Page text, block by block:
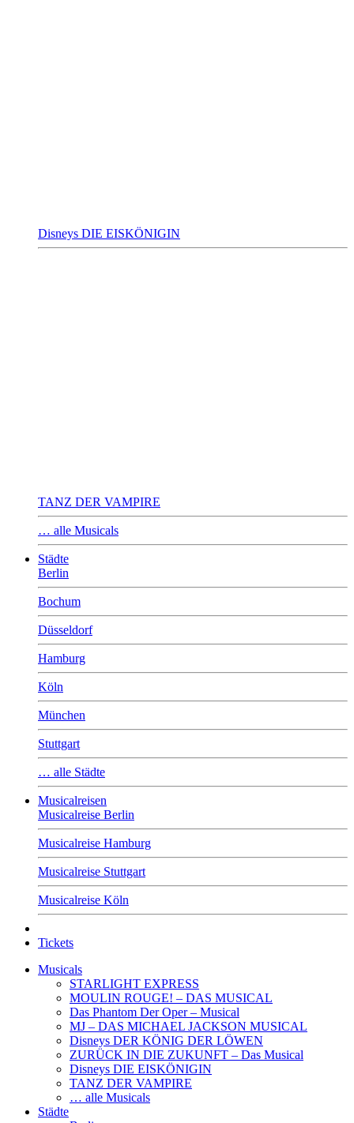
Disneys DIE EISKÖNIGIN
TANZ DER VAMPIRE
… alle Musicals
Städte
Berlin
Bochum
Düsseldorf
Hamburg
Köln
München
Stuttgart
… alle Städte
Musicalreisen
Musicalreise Berlin
Musicalreise Hamburg
Musicalreise Stuttgart
Musicalreise Köln
Tickets
Musicals
STARLIGHT EXPRESS
MOULIN ROUGE! – DAS MUSICAL
Das Phantom Der Oper – Musical
MJ – DAS MICHAEL JACKSON MUSICAL
Disneys DER KÖNIG DER LÖWEN
ZURÜCK IN DIE ZUKUNFT – Das Musical
Disneys DIE EISKÖNIGIN
TANZ DER VAMPIRE
… alle Musicals
Städte